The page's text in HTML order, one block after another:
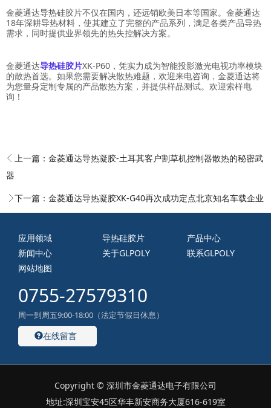
金菱通达导热硅胶片不仅在国内，还远销欧美日本等国家。金菱通达
18年深耕导热材料，使其建立了完整的产品系列，满足各类产品导热
需求，同时提供业界领先的热失控解决方案。
金菱通达导热硅胶片XK-P60，凭实力成为智能投影激光电视功率模块
的散热首选。如果您需要解决散热难题，欢迎来电咨询，金菱通达将
为您量身定制专属的产品散热方案，并提供样品测试。欢迎索样电
询！
上一篇： 金菱通达导热凝胶-土耳其客户割草机控制器散热的秘密武
器
下一篇： 金菱通达导热凝胶XK-G40再次成功定点北京知名车载企业
应用领域 导热硅胶片
产品中心
新闻中心
关于GLPOLY
联系GLPOLY
网站地图
0755-27579310
周一到周五9:00-18:00（法定节假日休息）
在线留言
Copyright © 深圳市金菱通达电子有限公司
地址:深圳宝安45区华丰新安商务大厦616-619室